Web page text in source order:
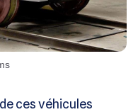
ces véhicules